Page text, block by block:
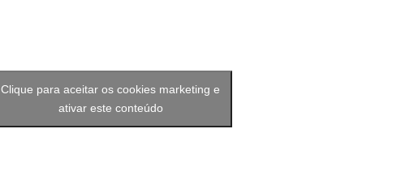
Clique para aceitar os cookies marketing e
ativar este conteúdo